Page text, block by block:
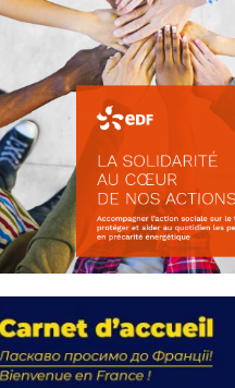
actions
18 septembre 2023
105348 Total 0 Votes 0 0 Aidez-nous à